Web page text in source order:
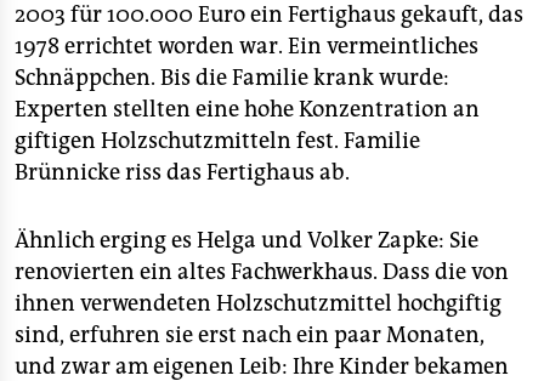
2003 für 100.000 Euro ein Fertighaus gekauft, das
1978 errichtet worden war. Ein vermeintliches
Schnäppchen. Bis die Familie krank wurde:
Experten stellten eine hohe Konzentration an
giftigen Holzschutzmitteln fest. Familie
Brünnicke riss das Fertighaus ab.
Ähnlich erging es Helga und Volker Zapke: Sie
renovierten ein altes Fachwerkhaus. Dass die von
ihnen verwendeten Holzschutzmittel hochgiftig
sind, erfuhren sie erst nach ein paar Monaten,
und zwar am eigenen Leib: Ihre Kinder bekamen